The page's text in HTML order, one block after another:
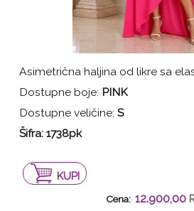
Asimetrična haljina od likre sa
Dostupne boje: PINK
Dostupne veličine: S
Šifra:1738pk
KUPI
Cena: 12.900,00